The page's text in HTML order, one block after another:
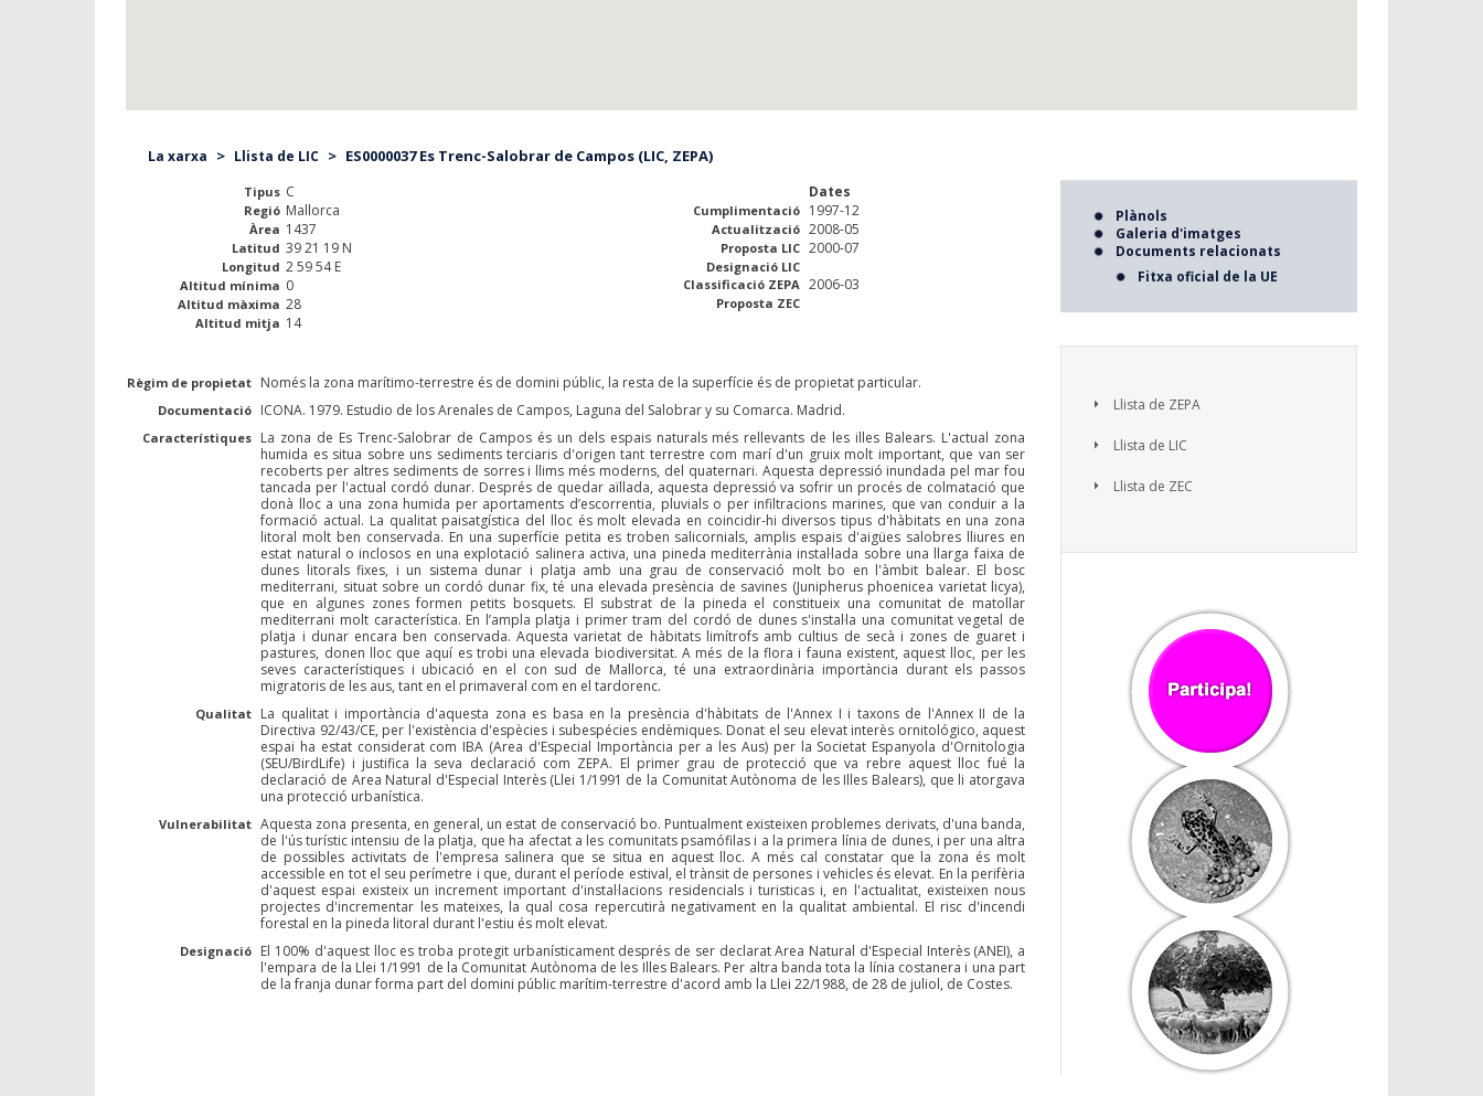
La xarxa > Llista de LIC > ES0000037 Es Trenc-Salobrar de Campos (LIC, ZEPA)
Tipus C
Regió Mallorca
Àrea 1437
Latitud 39 21 19 N
Longitud 2 59 54 E
Altitud mínima 0
Altitud màxima 28
Altitud mitja 14
Dates
Cumplimentació 1997-12
Actualització 2008-05
Proposta LIC 2000-07
Designació LIC
Classificació ZEPA 2006-03
Proposta ZEC
Règim de propietat Només la zona marítimo-terrestre és de domini públic, la resta de la superfície és de propietat particular.
Documentació ICONA. 1979. Estudio de los Arenales de Campos, Laguna del Salobrar y su Comarca. Madrid.
Característiques La zona de Es Trenc-Salobrar de Campos és un dels espais naturals més rellevants de les illes Balears. L'actual zona
humida es situa sobre uns sediments terciaris d'origen tant terrestre com marí d'un gruix molt important, que van ser
recoberts per altres sediments de sorres i llims més moderns, del quaternari. Aquesta depressió inundada pel mar fou
tancada per l'actual cordó dunar. Després de quedar aïllada, aquesta depressió va sofrir un procés de colmatació que
donà lloc a una zona humida per aportaments d’escorrentia, pluvials o per infiltracions marines, que van conduir a la
formació actual. La qualitat paisatgística del lloc és molt elevada en coincidir-hi diversos tipus d'hàbitats en una zona
litoral molt ben conservada. En una superfície petita es troben salicornials, amplis espais d'aigües salobres lliures en
estat natural o inclosos en una explotació salinera activa, una pineda mediterrània instal·lada sobre una llarga faixa de
dunes litorals fixes, i un sistema dunar i platja amb una grau de conservació molt bo en l'àmbit balear. El bosc
mediterrani, situat sobre un cordó dunar fix, té una elevada presència de savines (Junipherus phoenicea varietat licya),
que en algunes zones formen petits bosquets. El substrat de la pineda el constitueix una comunitat de matollar
mediterrani molt característica. En l’ampla platja i primer tram del cordó de dunes s'instal·la una comunitat vegetal de
platja i dunar encara ben conservada. Aquesta varietat de hàbitats limítrofs amb cultius de secà i zones de guaret i
pastures, donen lloc que aquí es trobi una elevada biodiversitat. A més de la flora i fauna existent, aquest lloc, per les
seves característiques i ubicació en el con sud de Mallorca, té una extraordinària importància durant els passos
migratoris de les aus, tant en el primaveral com en el tardorenc.
Qualitat La qualitat i importància d'aquesta zona es basa en la presència d'hàbitats de l'Annex I i taxons de l'Annex II de la
Directiva 92/43/CE, per l'existència d'espècies i subespécies endèmiques. Donat el seu elevat interès ornitológico, aquest
espai ha estat considerat com IBA (Area d'Especial Importància per a les Aus) per la Societat Espanyola d'Ornitologia
(SEU/BirdLife) i justifica la seva declaració com ZEPA. El primer grau de protecció que va rebre aquest lloc fué la
declaració de Area Natural d'Especial Interès (Llei 1/1991 de la Comunitat Autònoma de les Illes Balears), que li atorgava
una protecció urbanística.
Vulnerabilitat Aquesta zona presenta, en general, un estat de conservació bo. Puntualment existeixen problemes derivats, d'una banda,
de l'ús turístic intensiu de la platja, que ha afectat a les comunitats psamófilas i a la primera línia de dunes, i per una altra
de possibles activitats de l'empresa salinera que se situa en aquest lloc. A més cal constatar que la zona és molt
accessible en tot el seu perímetre i que, durant el període estival, el trànsit de persones i vehicles és elevat. En la perifèria
d'aquest espai existeix un increment important d'instal·lacions residencials i turisticas i, en l'actualitat, existeixen nous
projectes d'incrementar les mateixes, la qual cosa repercutirà negativament en la qualitat ambiental. El risc d'incendi
forestal en la pineda litoral durant l'estiu és molt elevat.
Designació El 100% d'aquest lloc es troba protegit urbanísticament després de ser declarat Area Natural d'Especial Interès (ANEI), a
l'empara de la Llei 1/1991 de la Comunitat Autònoma de les Illes Balears. Per altra banda tota la línia costanera i una part
de la franja dunar forma part del domini públic marítim-terrestre d'acord amb la Llei 22/1988, de 28 de juliol, de Costes.
Plànols
Galeria d'imatges
Documents relacionats
Fitxa oficial de la UE
Llista de ZEPA
Llista de LIC
Llista de ZEC